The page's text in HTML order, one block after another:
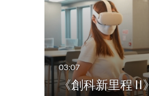
《創科新里程 II